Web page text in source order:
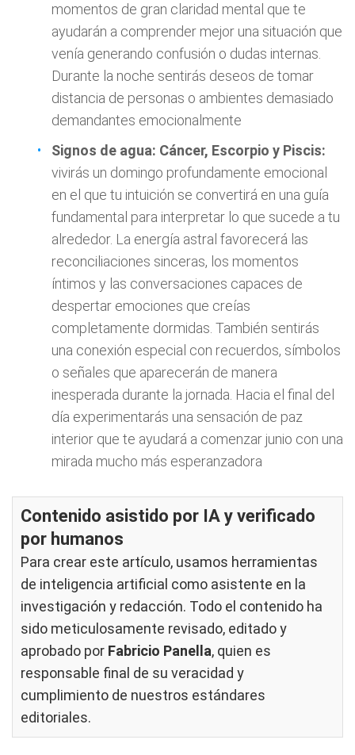
momentos de gran claridad mental que te
ayudarán a comprender mejor una situación que
venía generando confusión o dudas internas.
Durante la noche sentirás deseos de tomar
distancia de personas o ambientes demasiado
demandantes emocionalmente
Signos de agua: Cáncer, Escorpio y Piscis:
vivirás un domingo profundamente emocional
en el que tu intuición se convertirá en una guía
fundamental para interpretar lo que sucede a tu
alrededor. La energía astral favorecerá las
reconciliaciones sinceras, los momentos
íntimos y las conversaciones capaces de
despertar emociones que creías
completamente dormidas. También sentirás
una conexión especial con recuerdos, símbolos
o señales que aparecerán de manera
inesperada durante la jornada. Hacia el final del
día experimentarás una sensación de paz
interior que te ayudará a comenzar junio con una
mirada mucho más esperanzadora
Contenido asistido por IA y verificado
por humanos
Para crear este artículo, usamos herramientas
de inteligencia artificial como asistente en la
investigación y redacción. Todo el contenido ha
sido meticulosamente revisado, editado y
aprobado por Fabricio Panella, quien es
responsable final de su veracidad y
cumplimiento de nuestros estándares
editoriales.